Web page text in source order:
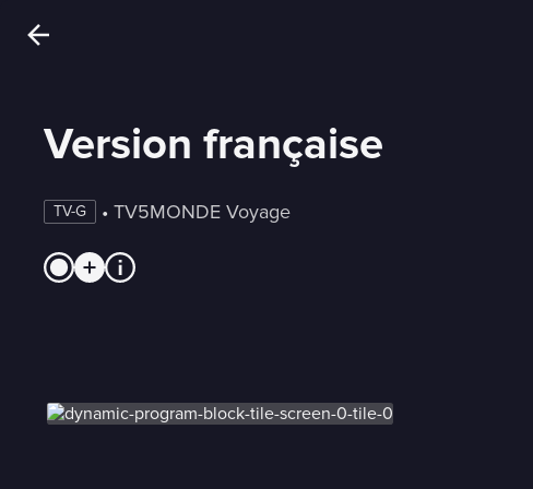
Version française
TV-G • TV5MONDE Voyage